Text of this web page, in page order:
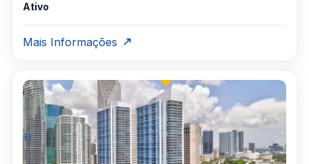
Ativo
Mais Informações